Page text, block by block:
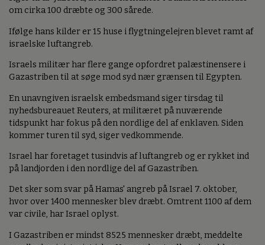
om cirka 100 dræbte og 300 sårede.
Ifølge hans kilder er 15 huse i flygtningelejren blevet ramt af
israelske luftangreb.
Israels militær har flere gange opfordret palæstinensere i
Gazastriben til at søge mod syd nær grænsen til Egypten.
En unavngiven israelsk embedsmand siger tirsdag til
nyhedsbureauet Reuters, at militæret på nuværende
tidspunkt har fokus på den nordlige del af enklaven. Siden
kommer turen til syd, siger vedkommende.
Israel har foretaget tusindvis af luftangreb og er rykket ind
på landjorden i den nordlige del af Gazastriben.
Det sker som svar på Hamas' angreb på Israel 7. oktober,
hvor over 1400 mennesker blev dræbt. Omtrent 1100 af dem
var civile, har Israel oplyst.
I Gazastriben er mindst 8525 mennesker dræbt, meddelte